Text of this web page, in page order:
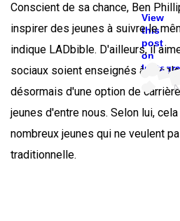
View
this
post
on
Conscient de sa chance, Ben
inspirer des jeunes à suivre le
indique LADbible. D'ailleurs, il
sociaux soient enseignés à
désormais d'une option de
jeunes d'entre nous. Selon lui,
nombreux jeunes qui ne veulent
traditionnelle.